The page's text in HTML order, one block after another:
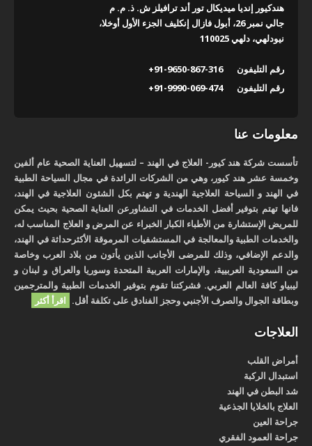
هندكيور إنديا ميديكال تور أند ترافيلز ش. ذ. م. م
جالي نمبر 26، أبول فازال إنكليف الجزء الأول أوخلا،
نيودلهي، دلهي 110025
+91-9650-867-316
رقم التليفون
+91-9990-069-474
رقم التليفون
معلومات عنا
تأسست شركة هند كيور- العلاج في الهند – لتسهيل العناية الصحية عام ألفين
وخمسة عشر هند كيور، وهي من الشركات الرائدة في مجال السياحة الطبية
في الهند و السياحة العلاجية الهندية و تهتم بكل الشئون العلاجية في الهند،
فانها تهتم بتوفير أفضل الخدمات في التشاورعن العناية الصحية بحيث يمكن
للمريض الإستشارة من الأطباء الكبار الخبراء عن المرض و العلاج المناسب له،
والخدمات الطبية والمعالجة في المستشفيات المرموقة الأكثرحداثة في الهند،
والدعم الإضافي، وذلك للمرضى الأجانب الذين يأتون من بلاد العرب وخاصة
من السعودية العربيية، والإمارات العربية المتحدة وسوريا والعراق و لبنان و
ليبياو كافة العالم العربي. فشركتنا تقوم بتوفير الخدمات الطبية والمترجمين
وبطاقة الجوال والصرف الأجنبي وحجز الفنادق على تكلفة أقل. اقرأ أكثر
العلاجات
أمراض القلب
استبدال الركبة
شد البطن في الهند
العلاج بالخلايا الجذعية
جراحة العين
جراحة العمود الفقري